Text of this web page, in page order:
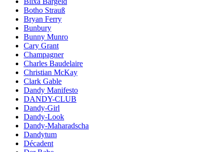
Botho Strauß
Bryan Ferry
Bunbury
Bunny Munro
Cary Grant
Champagner
Charles Baudelaire
Christian McKay
Clark Gable
Dandy Manifesto
DANDY-CLUB
Dandy-Girl
Dandy-Look
Dandy-Maharadscha
Dandytum
Décadent